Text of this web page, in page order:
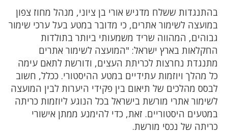
בהתנגדות ששלח מדגיש אורי בן ציוני, מנהל מחוז צפון
במועצה לשימור אתרים, כי מדובר במטע בעל ערכי שימור
גבוהים, המהווה שריד משמעותי ביותר בתולדות
החקלאות בארץ ישראל: "המועצה לשימור אתרים
מתנגדת נחרצות לכריתת העצים, ודורשת לתאם עימה
כל מהלך ויוזמות עתידיים במטע ההיסטורי. ככלל, חשוב
לבסס מהלכים של תיאום בין פקידי היערות לבין המועצה
לשימור אתרי מורשת בישראל בכל הנוגע ליוזמות כריתה
במטעים היסטוריים. זאת, כדי להימנע ממתן אישורי
כריתה של נכסי מורשת.